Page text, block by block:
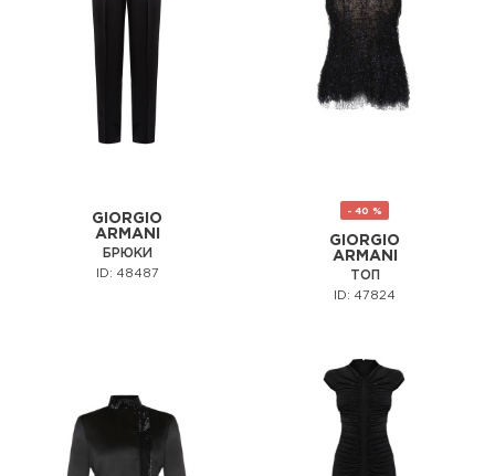
GIORGIO
ARMANI
БРЮКИ
ID: 48487
- 40 %
GIORGIO
ARMANI
ТОП
ID: 47824